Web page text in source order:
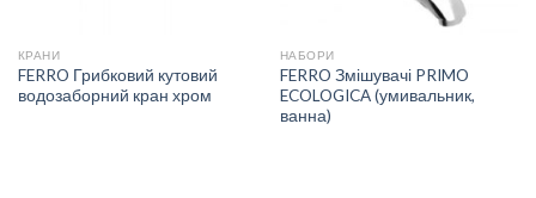
КРАНИ
FERRO Грибковий кутовий
водозаборний кран хром
НАБОРИ
FERRO Змішувачі PRIMO
ECOLOGICA (умивальник,
ванна)